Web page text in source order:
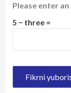
Please enter
5 − three =